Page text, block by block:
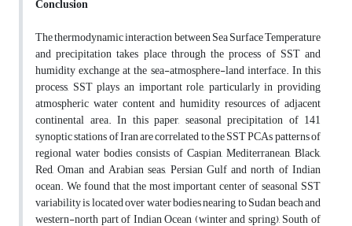
Conclusion
The thermodynamic interaction between Sea Surface Temperature
and precipitation takes place through the process of SST and
humidity exchange at the sea-atmosphere-land interface. In this
process, SST plays an important role, particularly in providing
atmospheric water content and humidity resources of adjacent
continental area. In this paper, seasonal precipitation of 141
synoptic stations of Iran are correlated to the SST PCAs patterns of
regional water bodies consists of Caspian, Mediterranean, Black,
Red, Oman and Arabian seas, Persian Gulf and north of Indian
ocean. We found that the most important center of seasonal SST
variability is located over water bodies nearing to Sudan beach and
western-north part of Indian Ocean (winter and spring), South of